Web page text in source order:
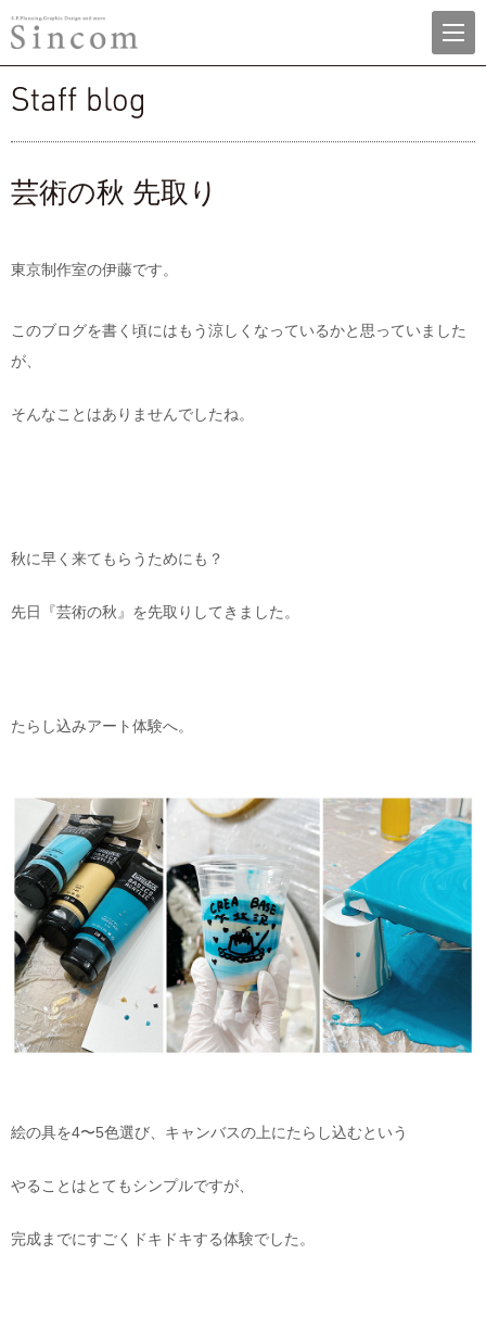
株式会社シンコム menu
芸術の秋 先取り
東京制作室の伊藤です。
このブログを書く頃にはもう涼しくなっているかと思っていました
が、
そんなことはありませんでしたね。
秋に早く来てもらうためにも？
先日『芸術の秋』を先取りしてきました。
たらし込みアート体験へ。
絵の具を4〜5色選び、キャンバスの上にたらし込むという
やることはとてもシンプルですが、
完成までにすごくドキドキする体験でした。